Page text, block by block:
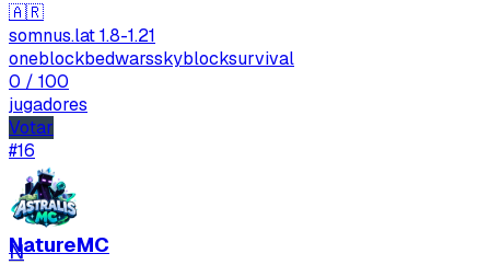
🇦🇷
somnus.lat1.8-1.21
oneblockbedwarsskyblocksurvival
0 / 100
jugadores
Votar
#16
N
NatureMC